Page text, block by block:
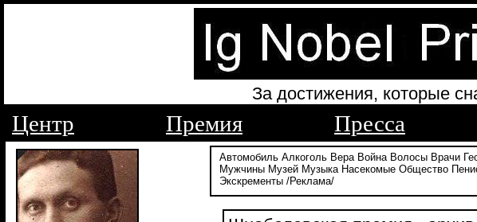
За достижения, которые
Центр Премия Пресса
Автомобиль Алкоголь Вера Война Волосы Врачи
Мужчины Музей Музыка Насекомые Общество
Экскременты /Реклама/